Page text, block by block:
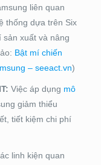
liên quan
thống dựa trên Six
sản xuất và nâng
Bật mí chiến
– seeact.vn)
Việc áp dụng mô
giảm thiểu
tiết kiệm chi phí
linh kiện quan